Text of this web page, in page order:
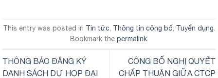
This entry was posted in Tin tức, Thông tin công bố, Tuyển dụng.
Bookmark the permalink.
THÔNG BÁO ĐĂNG KÝ
DANH SÁCH DỰ HỌP ĐẠI
CÔNG BỐ NGHỊ QUYẾT
CHẤP THUẬN GIỮA CTCP